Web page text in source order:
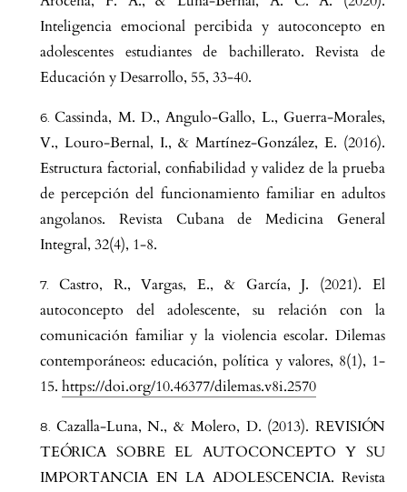
Inteligencia emocional percibida y autoconcepto en
adolescentes estudiantes de bachillerato. Revista de
Educación y Desarrollo, 55, 33-40.
Cassinda, M. D., Angulo-Gallo, L., Guerra-Morales,
V., Louro-Bernal, I., & Martínez-González, E. (2016).
Estructura factorial, confiabilidad y validez de la prueba
de percepción del funcionamiento familiar en adultos
angolanos. Revista Cubana de Medicina General
Integral, 32(4), 1-8.
Castro, R., Vargas, E., & García, J. (2021). El
autoconcepto del adolescente, su relación con la
comunicación familiar y la violencia escolar. Dilemas
contemporáneos: educación, política y valores, 8(1), 1-
15. https://doi.org/10.46377/dilemas.v8i.2570
Cazalla-Luna, N., & Molero, D. (2013). REVISIÓN
TEÓRICA SOBRE EL AUTOCONCEPTO Y SU
IMPORTANCIA EN LA ADOLESCENCIA. Revista